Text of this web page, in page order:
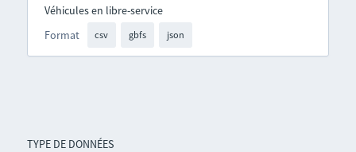
TYPE DE DONNÉES
Format csv gbfs json
Véhicules en libre-service